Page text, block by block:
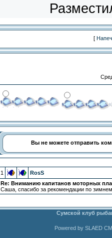
[
Вы не можете отправить
1
RosS
Re: Вниманию капитанов моторных
Саша, спасибо за рекомендации по
Сумской клуб
Powered by SLAED